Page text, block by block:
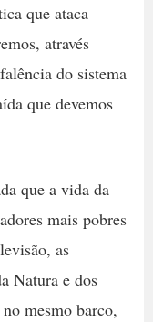
que ataca
através
do sistema
que devemos
que a vida da
mais pobres
as
Natura e dos
mesmo barco,